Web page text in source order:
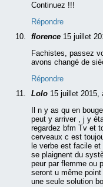
Continuez !!!
Répondre
florence 15 juillet
Fachistes, passez
avons changé de
Répondre
Lolo 15 juillet 2015,
Il n y as qu en
peut y arriver , j y
regardez bfm Tv et
cerveaux c est
le verbe est facile
se plaignent du
peur par flemme ou
seront u même
une seule solution